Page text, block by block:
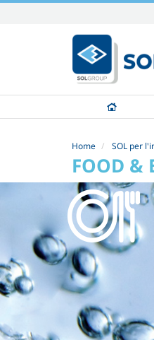
contenuti.
|
Salta
navigazione
Home SOL per
FOOD &